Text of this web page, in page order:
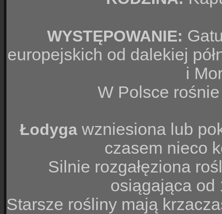
WYSTĘPOWANIE:
europejskich od dalekiej
i
W Polsce rośnie
Łodyga wzniesiona lub
czasem nieco
Silnie rozgałęziona
osiągająca od
Starsze rośliny mają